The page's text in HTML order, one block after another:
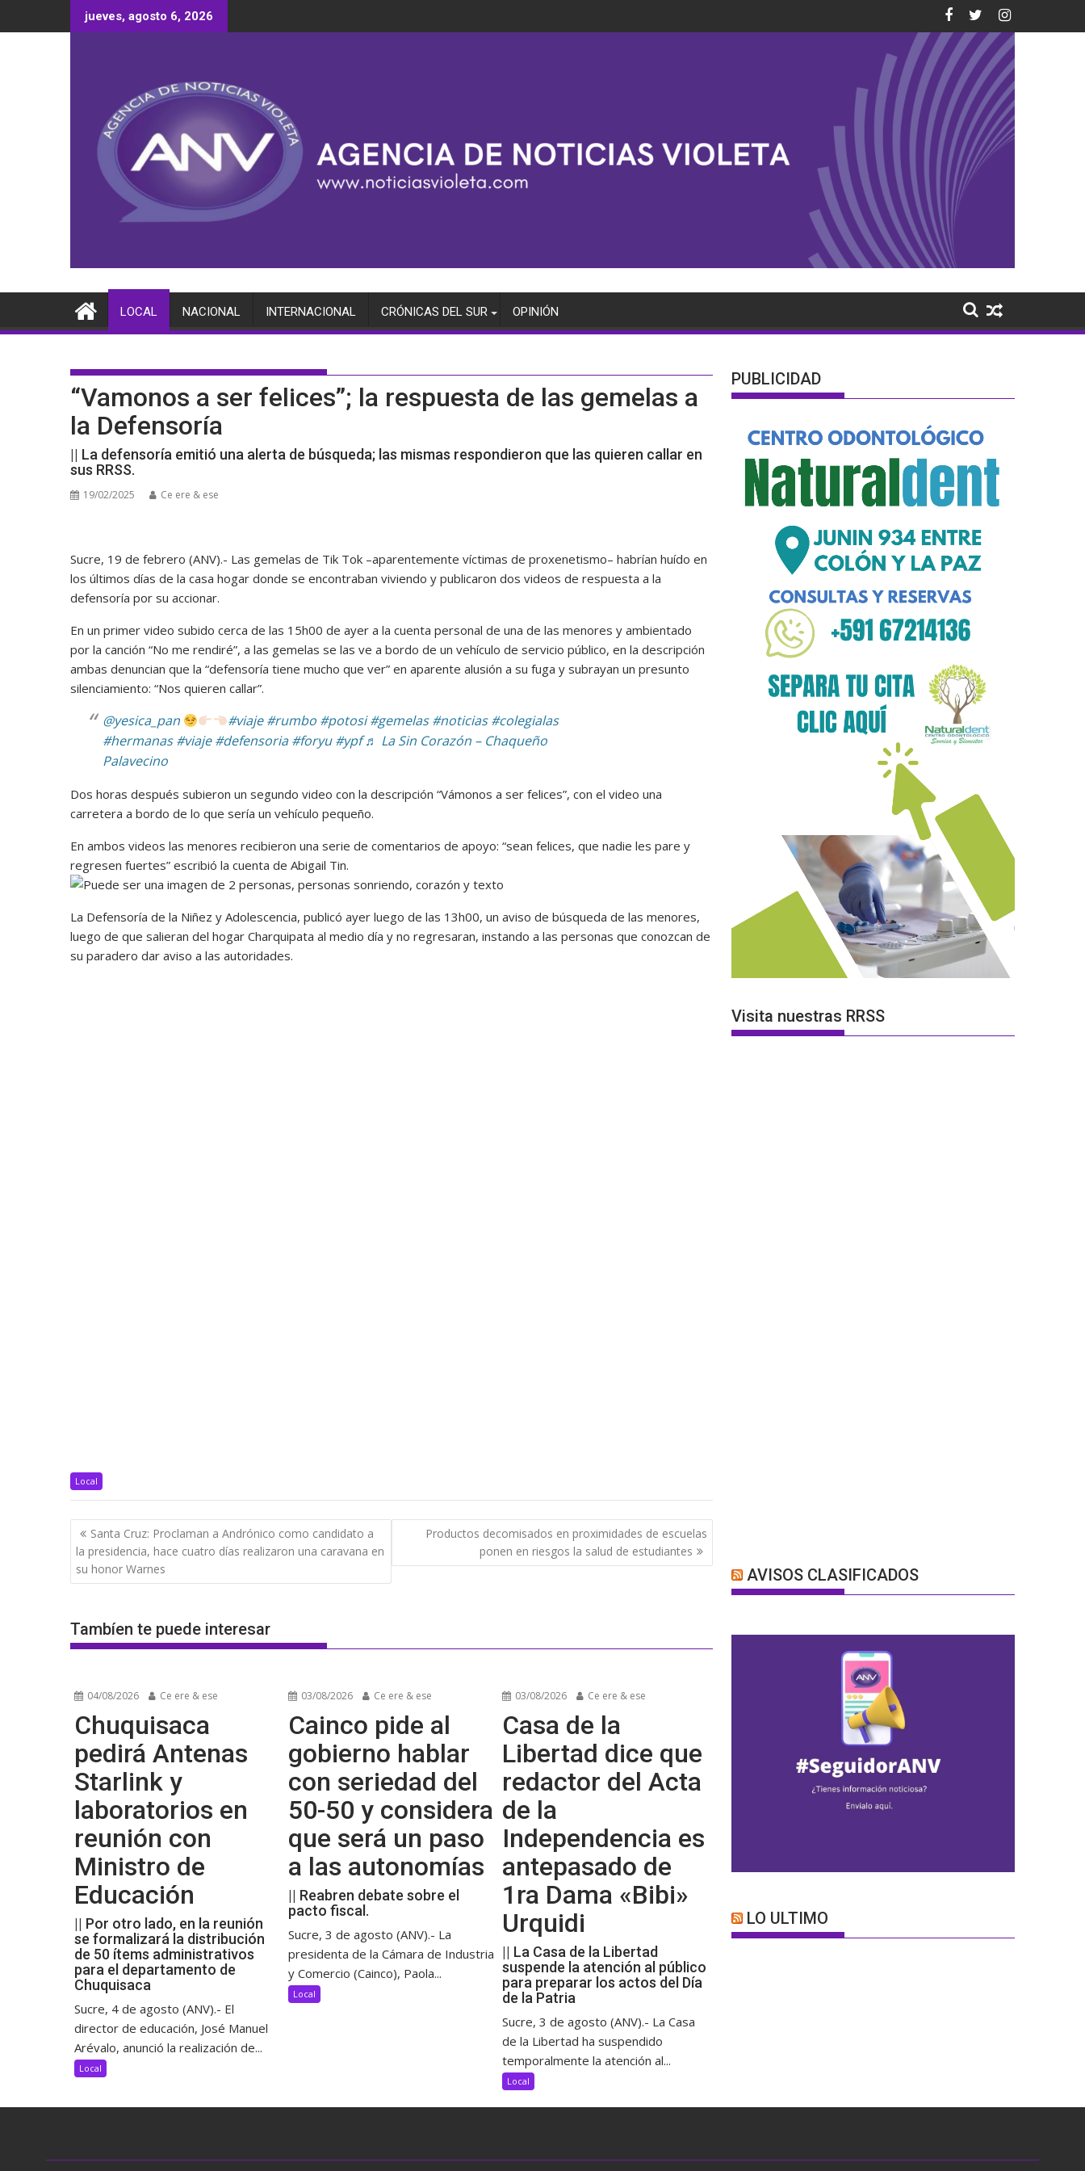
al
jueves, agosto 6, 2026
LOCAL NACIONAL INTERNACIONAL CRÓNICAS DEL SUR OPINIÓN
“Vamonos a ser felices”; la respuesta de las gemelas a
la Defensoría
|| La defensoría emitió una alerta de búsqueda; las mismas respondieron que las quieren callar en
sus RRSS.
19/02/2025 Ce ere & ese
Sucre, 19 de febrero (ANV).- Las gemelas de Tik Tok –aparentemente víctimas de proxenetismo– habrían huído en
los últimos días de la casa hogar donde se encontraban viviendo y publicaron dos videos de respuesta a la
defensoría por su accionar.
En un primer video subido cerca de las 15h00 de ayer a la cuenta personal de una de las menores y ambientado
por la canción “No me rendiré”, a las gemelas se las ve a bordo de un vehículo de servicio público, en la descripción
ambas denuncian que la “defensoría tiene mucho que ver” en aparente alusión a su fuga y subrayan un presunto
silenciamiento: “Nos quieren callar”.
@yesica_pan #viaje #rumbo #potosi #gemelas #noticias #colegialas
#hermanas #viaje #defensoria #foryu #ypf ♬ La Sin Corazón – Chaqueño
Palavecino
Dos horas después subieron un segundo video con la descripción “Vámonos a ser felices”, con el video una
carretera a bordo de lo que sería un vehículo pequeño.
En ambos videos las menores recibieron una serie de comentarios de apoyo: “sean felices, que nadie les pare y
regresen fuertes” escribió la cuenta de Abigail Tin.
La Defensoría de la Niñez y Adolescencia, publicó ayer luego de las 13h00, un aviso de búsqueda de las menores,
luego de que salieran del hogar Charquipata al medio día y no regresaran, instando a las personas que conozcan de
su paradero dar aviso a las autoridades.
Local
Navegación
de
entradas
Santa Cruz: Proclaman a Andrónico como candidato a
la presidencia, hace cuatro días realizaron una caravana en
su honor Warnes
Productos decomisados en proximidades de escuelas
ponen en riesgos la salud de estudiantes
Tambíen te puede interesar
04/08/2026 Ce ere & ese
Chuquisaca
pedirá Antenas
Starlink y
laboratorios en
reunión con
Ministro de
Educación
|| Por otro lado, en la reunión
se formalizará la distribución
de 50 ítems administrativos
para el departamento de
Chuquisaca
Sucre, 4 de agosto (ANV).- El
director de educación, José Manuel
Arévalo, anunció la realización de...
Local
03/08/2026 Ce ere & ese
Cainco pide al
gobierno hablar
con seriedad del
50-50 y considera
que será un paso
a las autonomías
|| Reabren debate sobre el
pacto fiscal.
Sucre, 3 de agosto (ANV).- La
presidenta de la Cámara de Industria
y Comercio (Cainco), Paola...
Local
03/08/2026 Ce ere & ese
Casa de la
Libertad dice que
redactor del Acta
de la
Independencia es
antepasado de
1ra Dama «Bibi»
Urquidi
|| La Casa de la Libertad
suspende la atención al público
para preparar los actos del Día
de la Patria
Sucre, 3 de agosto (ANV).- La Casa
de la Libertad ha suspendido
temporalmente la atención al...
Local
PUBLICIDAD
Visita nuestras RRSS
AVISOS CLASIFICADOS
LO ULTIMO